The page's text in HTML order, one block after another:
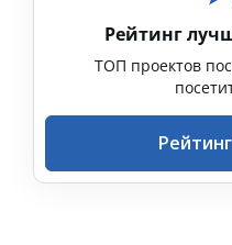
Рейтинг
ТОП проектов